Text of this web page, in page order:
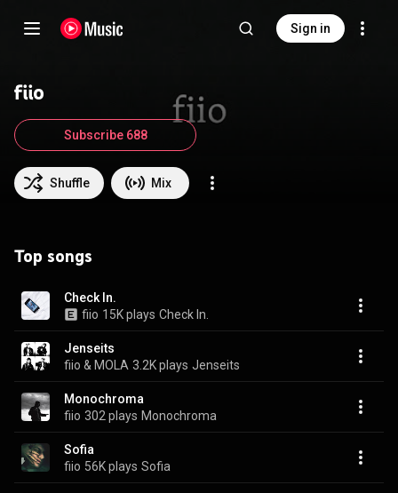
Sign in
fiio
Shuffle Mix
Subscribe 688
Top songs
Check In.
fiio 15K plays Check In.
Jenseits
fiio & MOLA 3.2K plays Jenseits
Monochroma
fiio 302 plays Monochroma
Sofia
fiio 56K plays Sofia